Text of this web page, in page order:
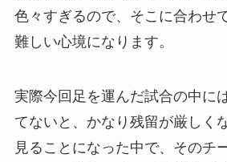
色々すぎるので、そこに合わせ
難しい心境になります。
実際今回足を運んだ試合の中に
てないと、かなり残留が厳しく
見ることになった中で、そのチ